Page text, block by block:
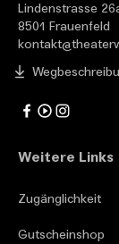
Lindenstrasse
8501 Frauenfeld
Weitere Links
Zugänglichkeit
Gutscheinshop